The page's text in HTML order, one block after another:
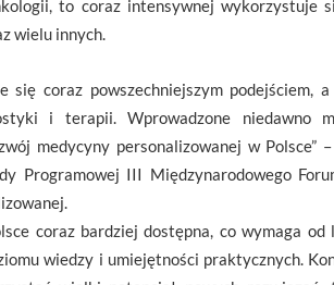
to coraz intensywnej wykorzystuje
wielu innych.
się coraz powszechniejszym podejściem,
i terapii. Wprowadzone niedawno
medycyny personalizowanej w Polsce”
Programowej III Międzynarodowego
coraz bardziej dostępna, co wymaga
wiedzy i umiejętności praktycznych.